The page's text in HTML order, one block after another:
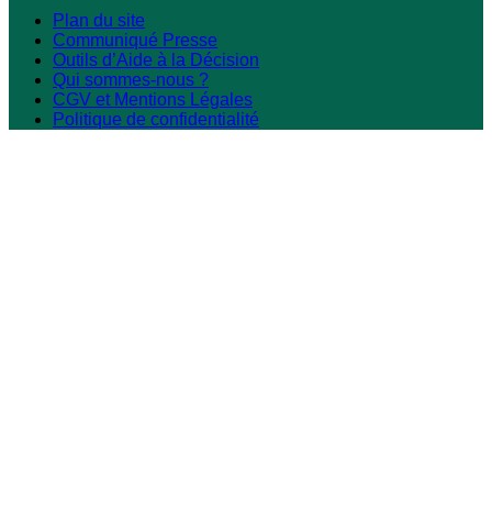
Plan du site
Communiqué Presse
Outils d’Aide à la Décision
Qui sommes-nous ?
CGV et Mentions Légales
Politique de confidentialité